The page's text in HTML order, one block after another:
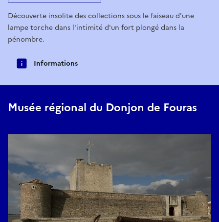
Découverte insolite des collections sous le faiseau d'une
lampe torche dans l'intimité d'un fort plongé dans la
pénombre.
Informations
Musée régional du Donjon de Fouras